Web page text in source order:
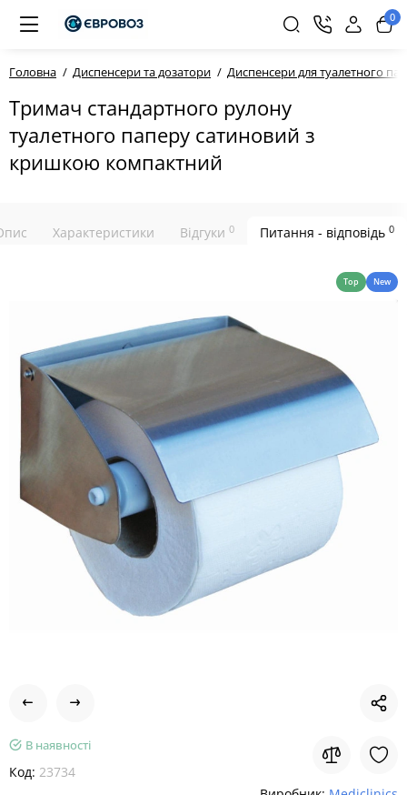
0
Головна Диспенсери та дозатори Диспенсери для туалетного
Тримач стандартного рулону
туалетного паперу сатиновий з
кришкою компактний
Характеристики Відгуки 0 Питання - відповідь 0
Top New
В наявності
Код: 23734